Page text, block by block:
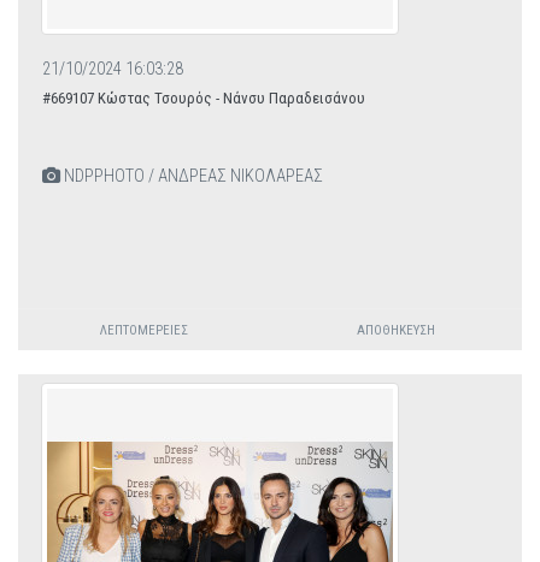
21/10/2024 16:03:28
#669107 Κώστας Τσουρός - Νάνσυ Παραδεισάνου
NDPPHOTO / ΑΝΔΡΕΑΣ ΝΙΚΟΛΑΡΕΑΣ
ΛΕΠΤΟΜΈΡΕΙΕΣ ΑΠΟΘΉΚΕΥΣΗ